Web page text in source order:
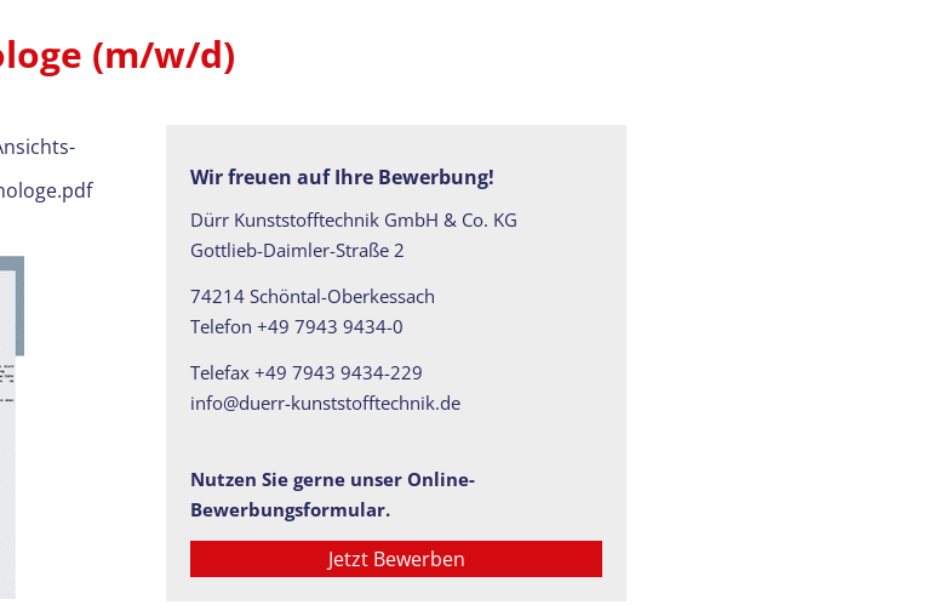
(m/w/d)
Wir freuen auf Ihre Bewerbung!
Dürr Kunststofftechnik GmbH & Co. KG
Gottlieb-Daimler-Straße 2
74214 Schöntal-Oberkessach
Telefon +49 7943 9434-0
Telefax +49 7943 9434-229
info@duerr-kunststofftechnik.de
Nutzen Sie gerne unser Online-
Bewerbungsformular.
Jetzt Bewerben